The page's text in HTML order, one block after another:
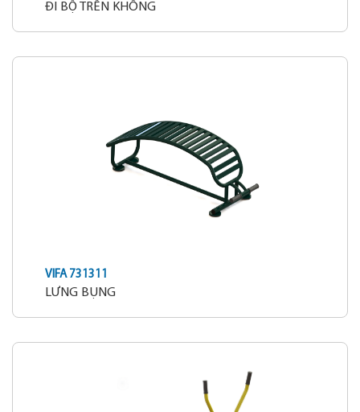
ĐI BỘ TRÊN KHÔNG
VIFA 731311
LƯNG BỤNG